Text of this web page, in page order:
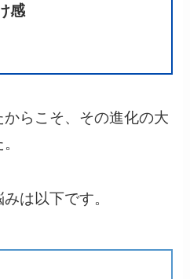
感
らこそ、その進化の大
は以下です。